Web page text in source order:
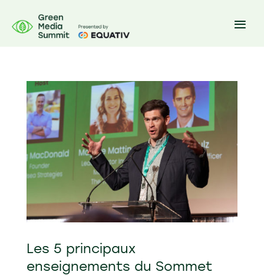
Les 5 principaux
enseignements du Sommet